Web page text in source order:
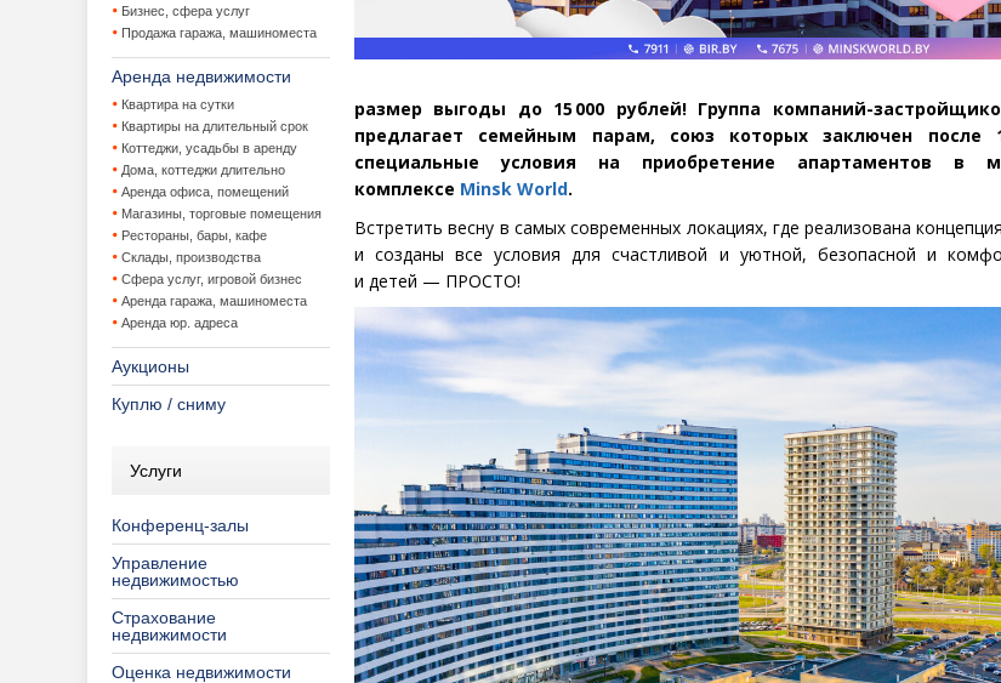
Бизнес, сфера услуг
Продажа гаража, машиноместа
Аренда недвижимости
Квартира на сутки
Квартиры на длительный срок
Коттеджи, усадьбы в аренду
Дома, коттеджи длительно
Аренда офиса, помещений
Магазины, торговые помещения
Рестораны, бары, кафе
Склады, производства
Сфера услуг, игровой бизнес
Аренда гаража, машиноместа
Аренда юр. адреса
Аукционы
Куплю / сниму
Услуги
Конференц-залы
Управление
недвижимостью
Страхование
недвижимости
Оценка недвижимости
размер выгоды до 15 000 рублей! Группа компаний-
предлагает семейным парам, союз которых заключен после
специальные условия на приобретение апартаментов в
комплексе Minsk World.
Встретить весну в самых современных локациях, где реализована концепция
и созданы все условия для счастливой и уютной, безопасной и
и детей — ПРОСТО!